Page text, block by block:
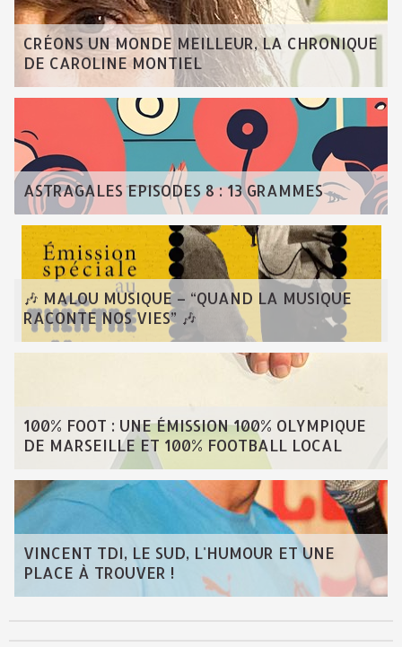
CRÉONS UN MONDE MEILLEUR, LA CHRONIQUE
DE CAROLINE MONTIEL
ASTRAGALES EPISODES 8 : 13 GRAMMES
🎶 MALOU MUSIQUE – “QUAND LA MUSIQUE
RACONTE NOS VIES” 🎶
100% FOOT : UNE ÉMISSION 100% OLYMPIQUE
DE MARSEILLE ET 100% FOOTBALL LOCAL
VINCENT TDI, LE SUD, L'HUMOUR ET UNE
PLACE À TROUVER !